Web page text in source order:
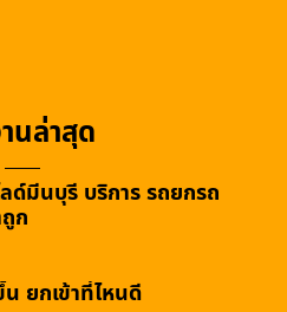
นล่าสุด
ด์มีนบุรี บริการ รถยกรถ
ก
ยกเข้าที่ไหนดี